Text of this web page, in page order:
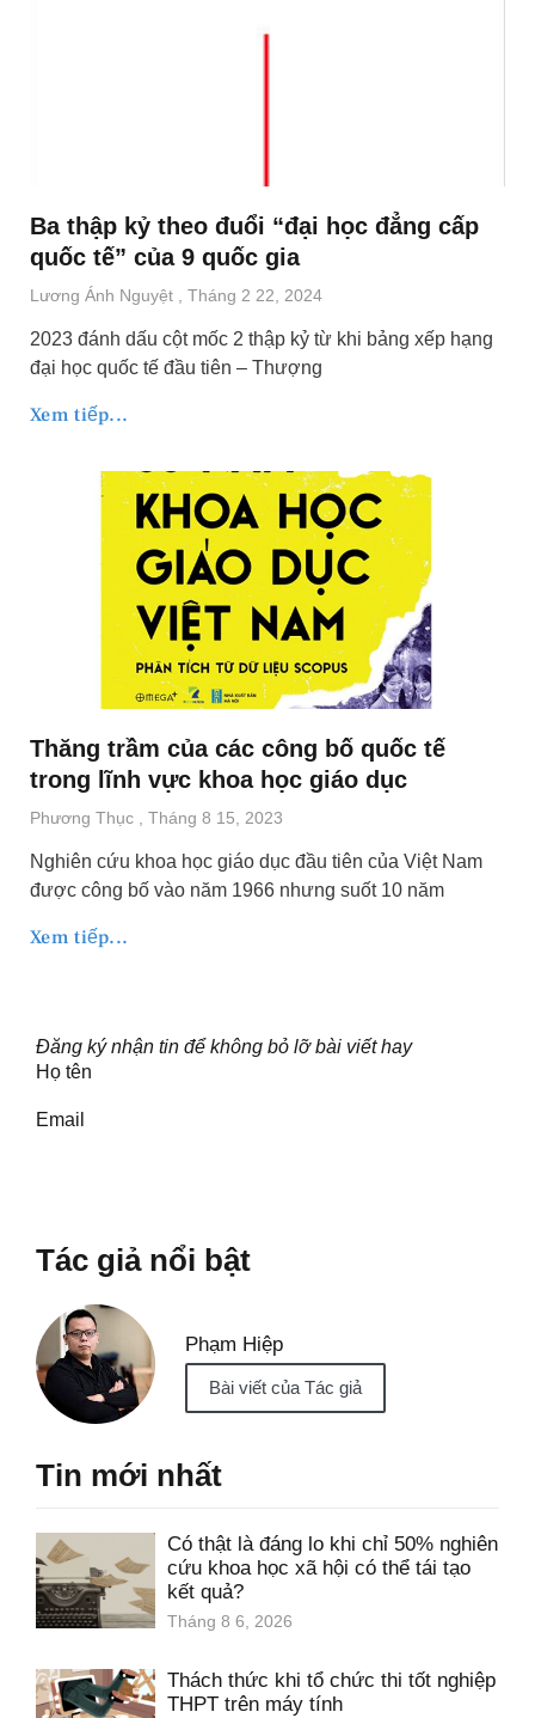
Ba thập kỷ theo đuổi “đại học đẳng cấp
quốc tế” của 9 quốc gia
Lương Ánh Nguyệt Tháng 2 22, 2024
2023 đánh dấu cột mốc 2 thập kỷ từ khi bảng xếp hạng
đại học quốc tế đầu tiên – Thượng
Xem tiếp...
Thăng trầm của các công bố quốc tế
trong lĩnh vực khoa học giáo dục
Phương Thục Tháng 8 15, 2023
Nghiên cứu khoa học giáo dục đầu tiên của Việt Nam
được công bố vào năm 1966 nhưng suốt 10 năm
Xem tiếp...
Đăng ký nhận tin để không bỏ lỡ bài viết hay
Họ tên
Email
Tác giả nổi bật
Phạm Hiệp
Bài viết của Tác giả
Tin mới nhất
Có thật là đáng lo khi chỉ 50% nghiên
cứu khoa học xã hội có thể tái tạo
kết quả?
Tháng 8 6, 2026
Thách thức khi tổ chức thi tốt nghiệp
THPT trên máy tính